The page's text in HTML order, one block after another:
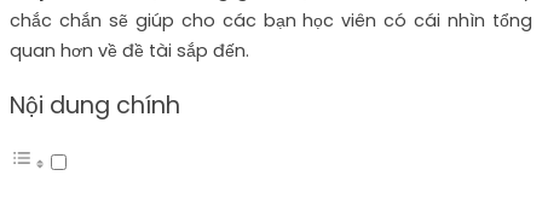
chắc chắn sẽ giúp cho các bạn học viên có cái nhìn tổng
quan hơn về đề tài sắp đến.
Nội dung chính